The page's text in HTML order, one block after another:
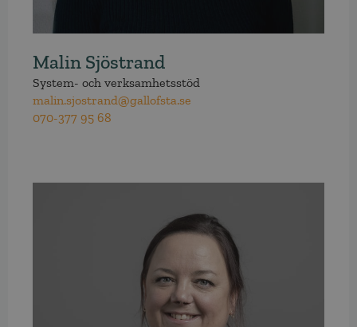
Malin Sjöstrand
System- och verksamhetsstöd
malin.sjostrand@gallofsta.se
070-377 95 68